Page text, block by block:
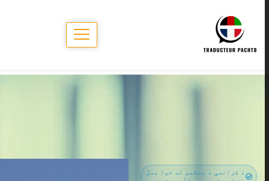
Traduction pachto
د فرانسې د محکمو له خوا منل